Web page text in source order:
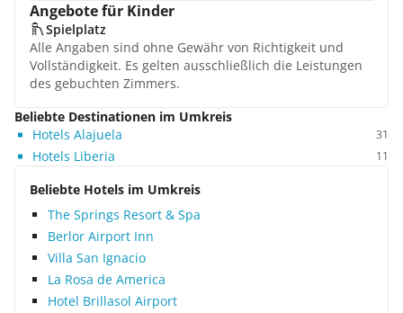
Angebote für Kinder
Spielplatz
Alle Angaben sind ohne Gewähr von Richtigkeit und
Vollständigkeit. Es gelten ausschließlich die Leistungen
des gebuchten Zimmers.
Beliebte Destinationen im Umkreis
Hotels Alajuela
31
Hotels Liberia 11
Beliebte Hotels im Umkreis
The Springs Resort & Spa
Berlor Airport Inn
Villa San Ignacio
La Rosa de America
Hotel Brillasol Airport